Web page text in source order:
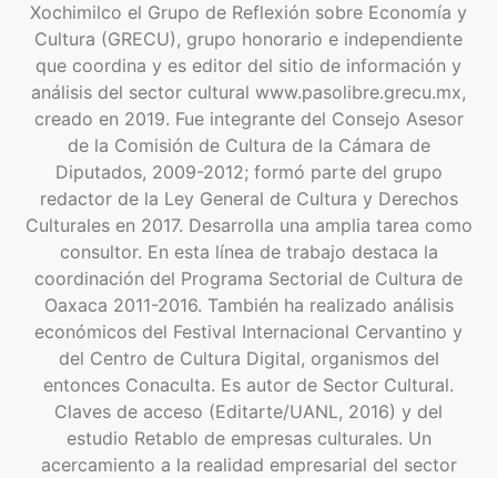
Xochimilco el Grupo de Reflexión sobre Economía y
Cultura (GRECU), grupo honorario e independiente
que coordina y es editor del sitio de información y
análisis del sector cultural www.pasolibre.grecu.mx,
creado en 2019. Fue integrante del Consejo Asesor
de la Comisión de Cultura de la Cámara de
Diputados, 2009-2012; formó parte del grupo
redactor de la Ley General de Cultura y Derechos
Culturales en 2017. Desarrolla una amplia tarea como
consultor. En esta línea de trabajo destaca la
coordinación del Programa Sectorial de Cultura de
Oaxaca 2011-2016. También ha realizado análisis
económicos del Festival Internacional Cervantino y
del Centro de Cultura Digital, organismos del
entonces Conaculta. Es autor de Sector Cultural.
Claves de acceso (Editarte/UANL, 2016) y del
estudio Retablo de empresas culturales. Un
acercamiento a la realidad empresarial del sector